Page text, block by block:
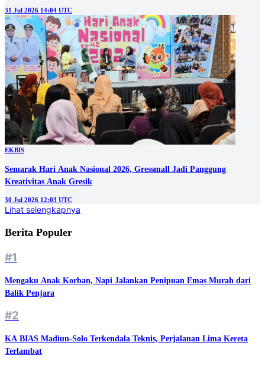
31 Jul 2026 14:04 UTC
EKBIS
Semarak Hari Anak Nasional 2026, Gressmall Jadi Panggung
Kreativitas Anak Gresik
30 Jul 2026 12:03 UTC
Lihat selengkapnya
Berita Populer
#1
Mengaku Anak Korban, Napi Jalankan Penipuan Emas Murah dari
Balik Penjara
#2
KA BIAS Madiun-Solo Terkendala Teknis, Perjalanan Lima Kereta
Terlambat